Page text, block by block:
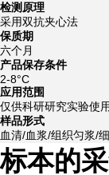
检测原理
采用双抗夹心法
保质期
六个月
产品保存条件
2-8°C
应用范围
仅供科研研究实验使用
样品形式
血清/血浆/组织匀浆/
标本的